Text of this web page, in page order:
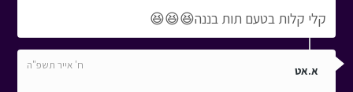
קלי קלות בטעם תות בננה😆😆😆
א.אט ח' אייר תשפ"ה